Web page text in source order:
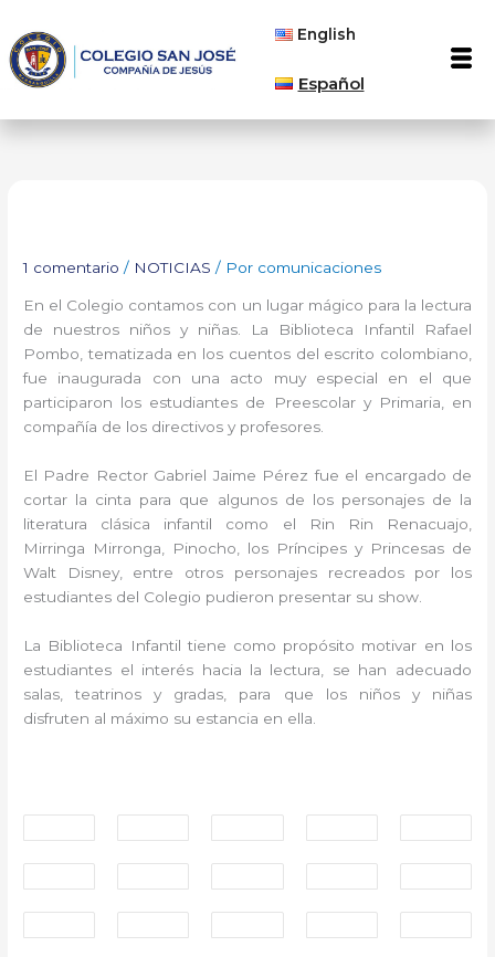
contenido
English
Español
1 comentario / NOTICIAS / Por comunicaciones
En el Colegio contamos con un lugar mágico para la lectura
de nuestros niños y niñas. La Biblioteca Infantil Rafael
Pombo, tematizada en los cuentos del escrito colombiano,
fue inaugurada con una acto muy especial en el que
participaron los estudiantes de Preescolar y Primaria, en
compañía de los directivos y profesores.
El Padre Rector Gabriel Jaime Pérez fue el encargado de
cortar la cinta para que algunos de los personajes de la
literatura clásica infantil como el Rin Rin Renacuajo,
Mirringa Mirronga, Pinocho, los Príncipes y Princesas de
Walt Disney, entre otros personajes recreados por los
estudiantes del Colegio pudieron presentar su show.
La Biblioteca Infantil tiene como propósito motivar en los
estudiantes el interés hacia la lectura, se han adecuado
salas, teatrinos y gradas, para que los niños y niñas
disfruten al máximo su estancia en ella.